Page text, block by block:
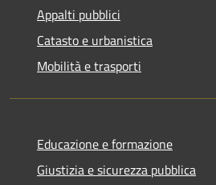
Appalti pubblici
Catasto e urbanistica
Mobilità e trasporti
Educazione e formazione
Giustizia e sicurezza pubblica